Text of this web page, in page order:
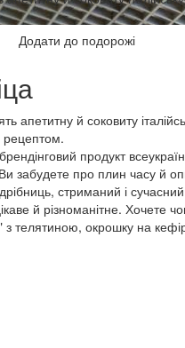
Додати до подорожі
апетитну й соковиту
рецептом.
продукт
забудете про плин часу й
стриманий і
й різноманітне. Хочете
телятиною, окрошку на